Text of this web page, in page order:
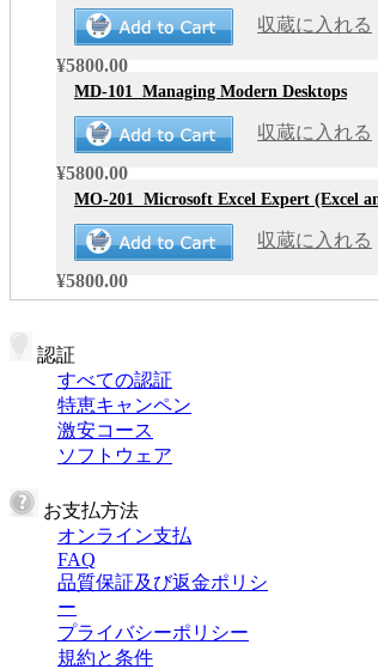
収蔵に入れる
¥5800.00
MD-101 Managing Modern Desktops
収蔵に入れる
¥5800.00
MO-201 Microsoft Excel Expert (Excel
収蔵に入れる
¥5800.00
認証
すべての認証
特恵キャンペン
激安コース
ソフトウェア
お支払方法
オンライン支払
FAQ
品質保証及び返金ポリシ
ー
プライバシーポリシー
規約と条件